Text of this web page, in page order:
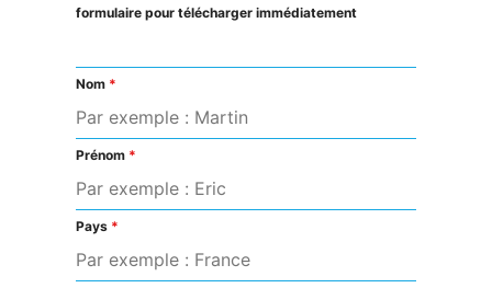
formulaire pour télécharger immédiatement
Nom *
Prénom *
Pays *